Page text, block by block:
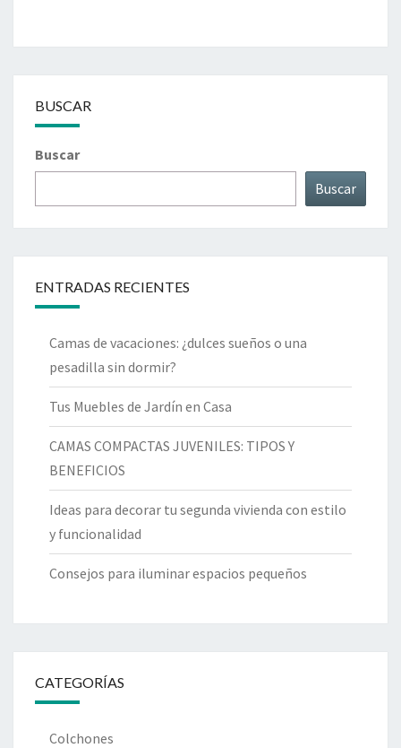
BUSCAR
Buscar
Buscar
ENTRADAS RECIENTES
Camas de vacaciones: ¿dulces sueños o una
pesadilla sin dormir?
Tus Muebles de Jardín en Casa
CAMAS COMPACTAS JUVENILES: TIPOS Y
BENEFICIOS
Ideas para decorar tu segunda vivienda con estilo
y funcionalidad
Consejos para iluminar espacios pequeños
CATEGORÍAS
Colchones